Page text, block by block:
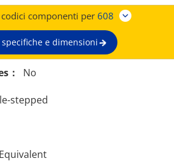
componenti per 608
e dimensioni
： No
stepped